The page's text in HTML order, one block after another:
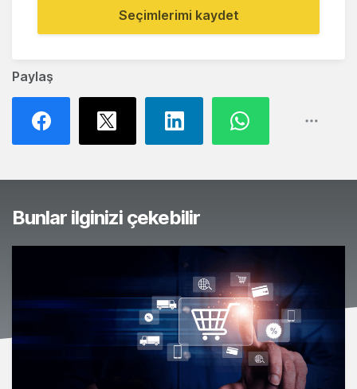
Paylaş
Seçimlerimi kaydet
Bunlar ilginizi çekebilir